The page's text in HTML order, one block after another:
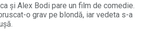
și Alex Bodi pare un film de comedie.
o grav pe blondă, iar vedeta s-a